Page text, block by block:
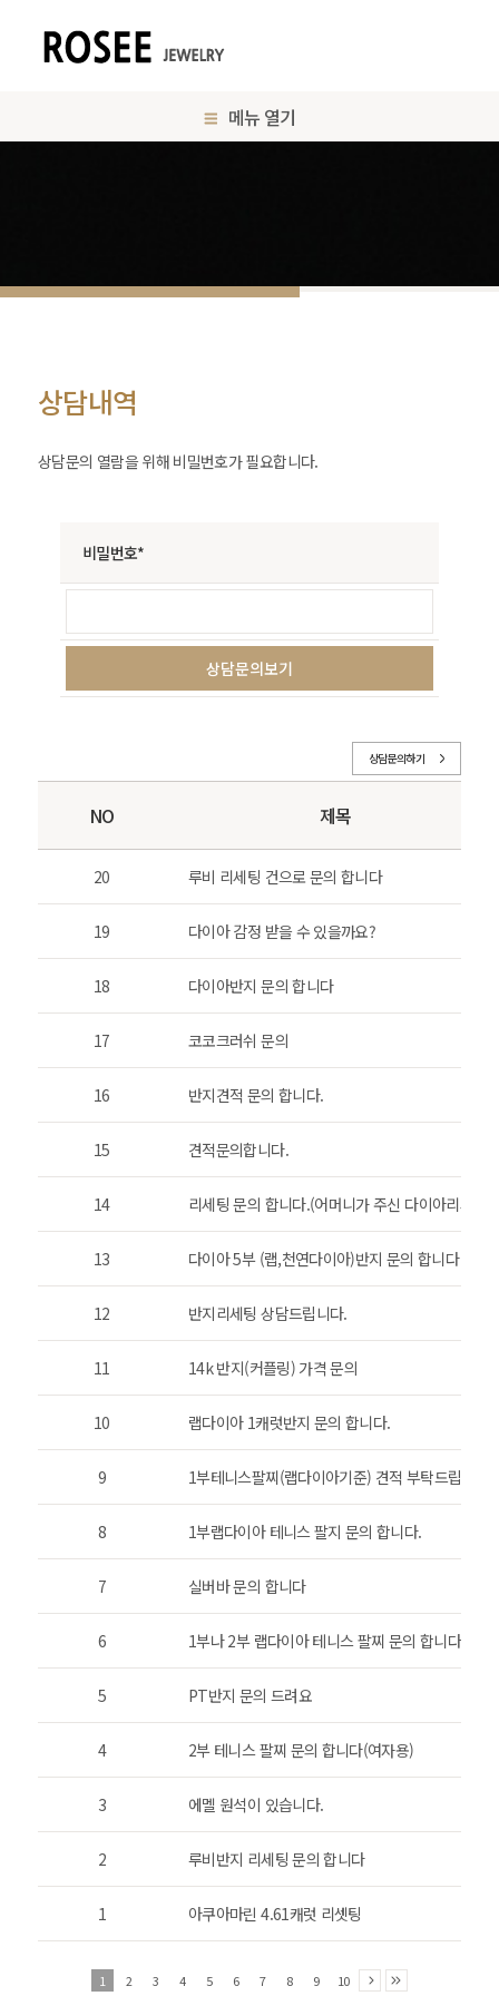
메뉴 열기
상담내역
상담문의 열람을 위해 비밀번호가 필요합니다.
비밀번호*
상담문의하기
NO 제목
20 루비 리세팅 건으로 문의 합니다
19 다이아 감정 받을 수 있을까요?
18 다이아반지 문의 합니다
17 코코크러쉬 문의
16 반지견적 문의 합니다.
15 견적문의합니다.
14 리세팅 문의 합니다.(어머니가 주신 다이아리세팅
13 다이아 5부 (랩,천연다이아)반지 문의 합니다
12 반지리세팅 상담드립니다.
11 14k 반지(커플링) 가격 문의
10 랩다이아 1캐럿반지 문의 합니다.
9 1부테니스팔찌(랩다이아기준) 견적 부탁드립니다.
8 1부랩다이아 테니스 팔지 문의 합니다.
7 실버바 문의 합니다
6 1부나 2부 랩다이아 테니스 팔찌 문의 합니다.
5 PT반지 문의 드려요
4 2부 테니스 팔찌 문의 합니다(여자용)
3 에멜 원석이 있습니다.
2 루비반지 리세팅 문의 합니다
1 아쿠아마린 4.61캐럿 리셋팅
1 2 3 4 5 6 7 8 9 10